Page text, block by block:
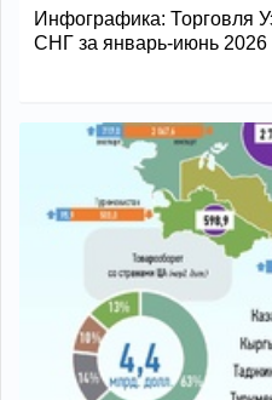
Инфографика: Торговля
СНГ за январь-июнь 2026